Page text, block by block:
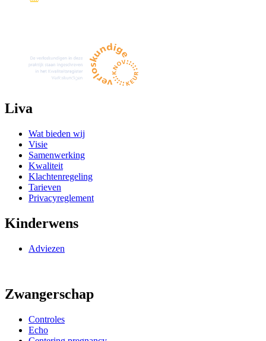
Liva
Wat bieden wij
Visie
Samenwerking
Kwaliteit
Klachtenregeling
Tarieven
Privacyreglement
Kinderwens
Adviezen
Zwangerschap
Controles
Echo